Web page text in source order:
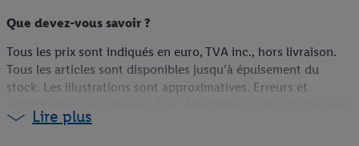
Que devez-vous savoir ?
Tous les prix sont indiqués en euro, TVA inc., hors livraison.
Tous les articles sont disponibles jusqu’à épuisement du
stock. Les illustrations sont approximatives. Erreurs et
food sont calculées sur la base du prix du webshop (s’ils sont
Lire plus